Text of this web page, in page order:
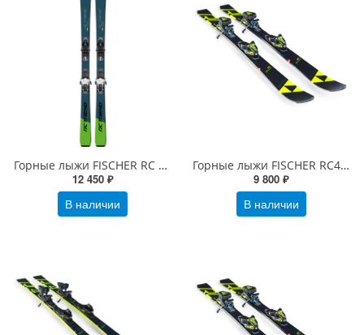
Горные лыжи FISCHER RC TREND с креплениями RS 9
12 450 ₽
В наличии
Горные лыжи FISCHER RC4 RACE JR с креплениями FJ7
9 800 ₽
В наличии